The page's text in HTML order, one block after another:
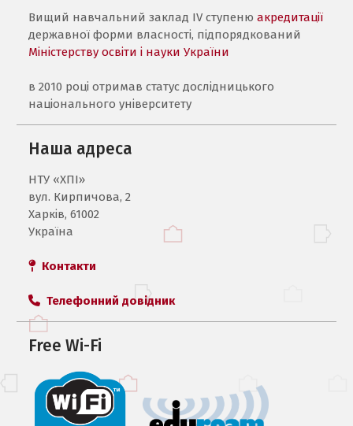
Вищий навчальний заклад IV ступенюакредитації
державної форми власності, підпорядкований
Міністерству освіти і науки України
в 2010 році отримав статус дослідницького
національного університету
Наша адреса
НТУ «ХПI»
вул. Кирпичова, 2
Харків, 61002
Україна
Контакти
Телефонний довідник
Free Wi-Fi